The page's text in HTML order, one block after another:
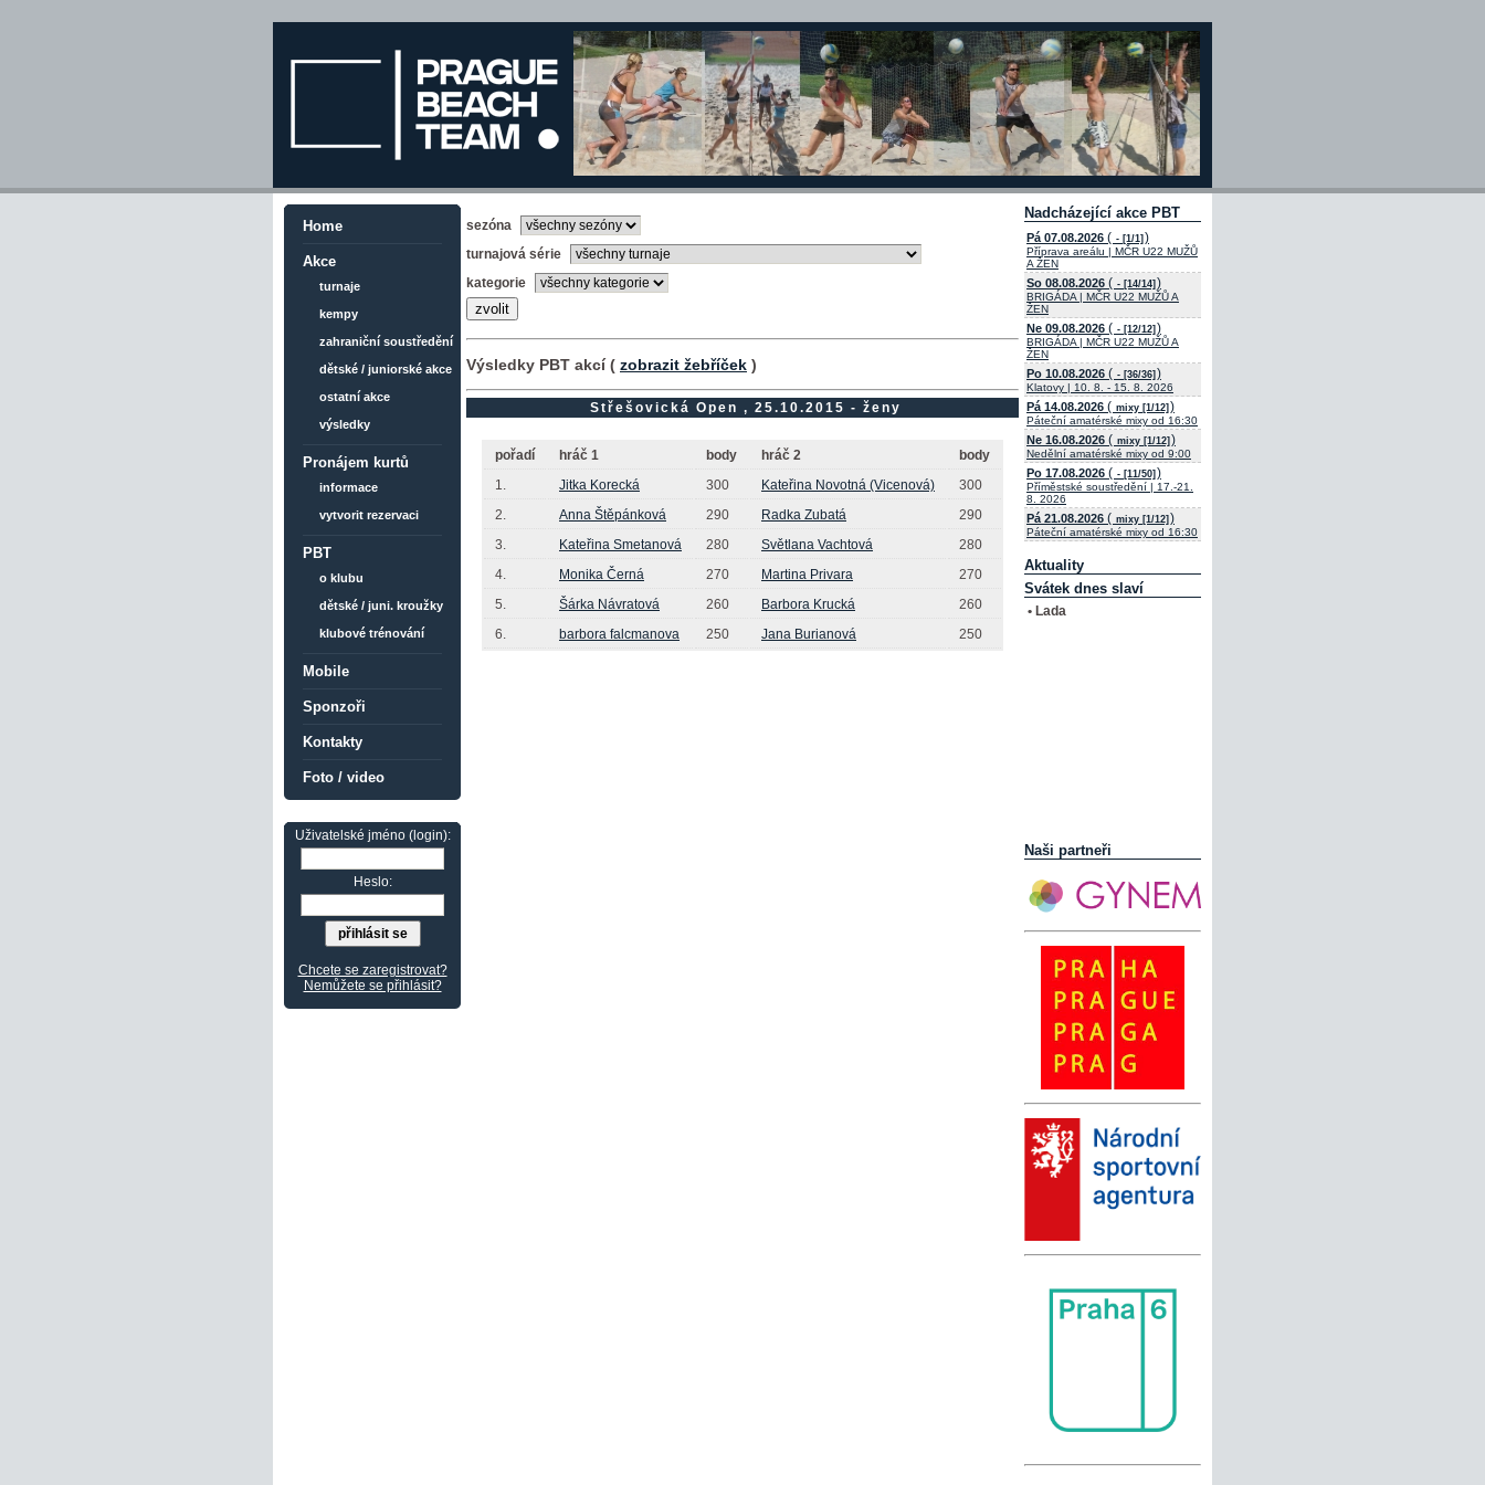
Home
Akce
turnaje
kempy
zahraniční soustředění
dětské / juniorské akce
ostatní akce
výsledky
Pronájem kurtů
informace
vytvorit rezervaci
PBT
o klubu
dětské / juni. kroužky
klubové trénování
Mobile
Sponzoři
Kontakty
Foto / video
Uživatelské jméno (login):
Heslo:
Chcete se zaregistrovat?
Nemůžete se přihlásit?
sezóna
turnajová série
kategorie
Výsledky PBT akcí ( zobrazit žebříček )
Střešovická Open , 25.10.2015 - ženy
pořadí hráč 1 body hráč 2
body
1.
Jitka Korecká 300 Kateřina Novotná (Vicenová)
300
2.
Anna Štěpánková 290 Radka Zubatá
290
3.
Kateřina Smetanová 280 Světlana Vachtová
280
4.
Monika Černá 270 Martina Privara
270
5.
Šárka Návratová 260 Barbora Krucká
260
6.
barbora falcmanova 250 Jana Burianová 250
Nadcházející akce PBT
Pá 07.08.2026 ( - [1/1] )
Příprava areálu | MČR U22 MUŽŮ
A ŽEN
So 08.08.2026 ( - [14/14] )
BRIGÁDA | MČR U22 MUŽŮ A
ŽEN
Ne 09.08.2026 ( - [12/12] )
BRIGÁDA | MČR U22 MUŽŮ A
ŽEN
Po 10.08.2026 ( - [36/36] )
Klatovy | 10. 8. - 15. 8. 2026
Pá 14.08.2026 ( mixy [1/12] )
Páteční amatérské mixy od 16:30
Ne 16.08.2026 ( mixy [1/12] )
Nedělní amatérské mixy od 9:00
Po 17.08.2026 ( - [11/50] )
Příměstské soustředění | 17.-21.
8. 2026
Pá 21.08.2026 ( mixy [1/12] )
Páteční amatérské mixy od 16:30
Aktuality
Svátek dnes slaví
• Lada
Naši partneři